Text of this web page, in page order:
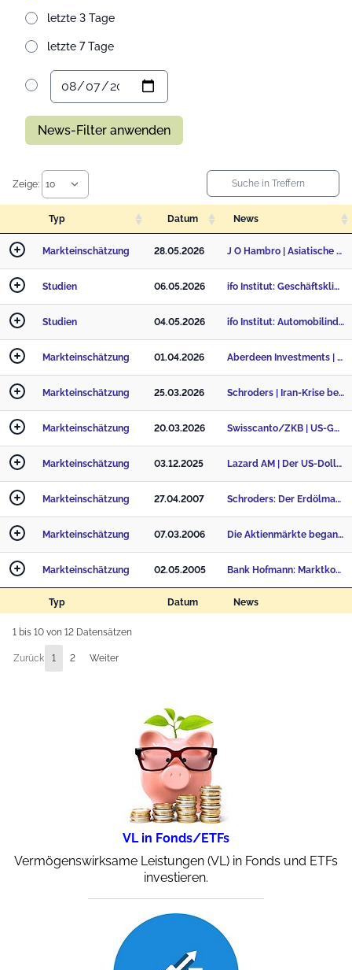
letzte 3 Tage
letzte 7 Tage
News-Filter anwenden
Zeige:
Typ Datum News
Markteinschätzung 28.05.2026 J O Hambro | Asiatische Zentralbanken reagieren auf Iran-Krise
Studien 06.05.2026 ifo Institut: Geschäftsklima in der Chemische Industrie auf Dreijahrestief
Studien 04.05.2026 ifo Institut: Automobilindustrie schafft es nicht aus der Krise heraus
Markteinschätzung 01.04.2026 Aberdeen Investments | Schwellenländer führen ein Jahr nach den Zollankündigungen am „Liberation Day
Markteinschätzung 25.03.2026 Schroders | Iran-Krise beschleunigt einen neuen Energiezyklus
Markteinschätzung 20.03.2026 Swisscanto/ZKB | US-Geldpolitik: Stillstand jetzt, zwei Zinssenkungen im zweiten Halbjahr
Markteinschätzung 03.12.2025 Lazard AM | Der US-Dollar bleibt trotz Schwäche dominant
Markteinschätzung 27.04.2007 Schroders: Der Erdölmarkt – kocht’s über?
Markteinschätzung 07.03.2006 Die Aktienmärkte begannen das neue Jahr so positiv...
Markteinschätzung 02.05.2005 Bank Hofmann: Marktkommentar Devisenmarkt
Typ Datum News
1 bis 10 von 12 Datensätzen
Zurück 1 2 Weiter
VL in Fonds/ETFs
Vermögenswirksame Leistungen (VL) in Fonds und ETFs
investieren.